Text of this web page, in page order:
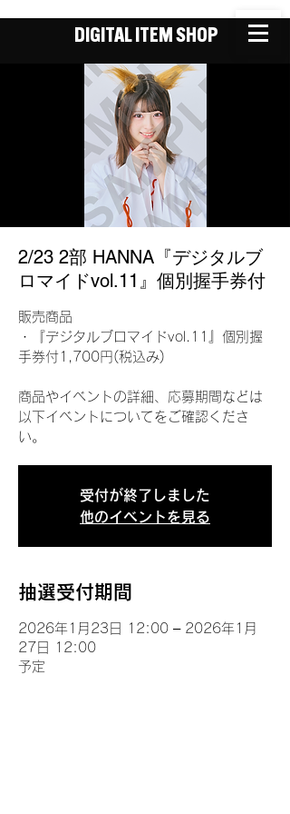
DIGITAL ITEM SHOP
2/23 2部 HANNA『デジタルブ
ロマイドvol.11』個別握手券付
販売商品
・『デジタルブロマイドvol.11』個別握
手券付1,700円(税込み)
商品やイベントの詳細、応募期間などは
以下イベントについてをご確認くださ
い。
受付が終了しました
他のイベントを見る
抽選受付期間
2026年1月23日 12:00 – 2026年1月
27日 12:00
予定